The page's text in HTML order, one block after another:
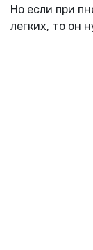
Но если при
легких, то он